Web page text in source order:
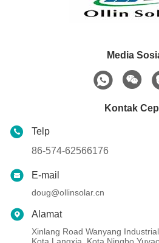
Media
Kontak
Telp
86-574-62566176
E-mail
doug@ollinsolar.cn
Alamat
Xinlang Road Wanyang